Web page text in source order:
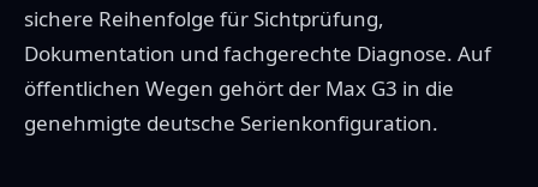
sichere Reihenfolge für Sichtprüfung,
Dokumentation und fachgerechte Diagnose. Auf
öffentlichen Wegen gehört der Max G3 in die
genehmigte deutsche Serienkonfiguration.